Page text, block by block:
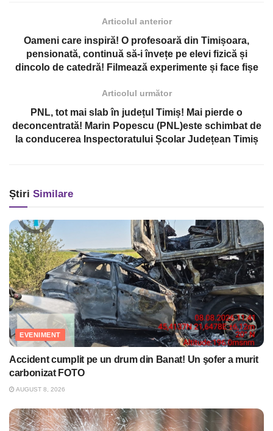
Articolul anterior
Oameni care inspiră! O profesoară din Timișoara,
pensionată, continuă să-i învețe pe elevi fizică și
dincolo de catedră! Filmează experimente și face fișe
Articolul următor
PNL, tot mai slab în județul Timiș! Mai pierde o
deconcentrată! Marin Popescu (PNL)este schimbat de
la conducerea Inspectoratului Școlar Județean Timiș
Știri Similare
EVENIMENT
Accident cumplit pe un drum din Banat! Un şofer a murit
carbonizat FOTO
AUGUST 8, 2026